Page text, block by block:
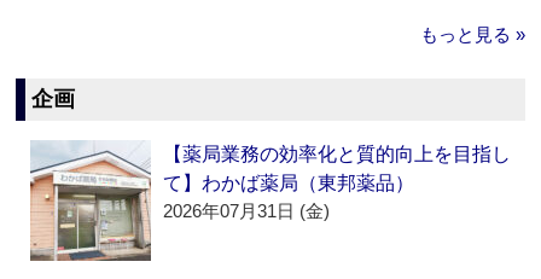
もっと見る »
企画
【薬局業務の効率化と質的向上を目指し
て】わかば薬局（東邦薬品）
2026年07月31日 (金)